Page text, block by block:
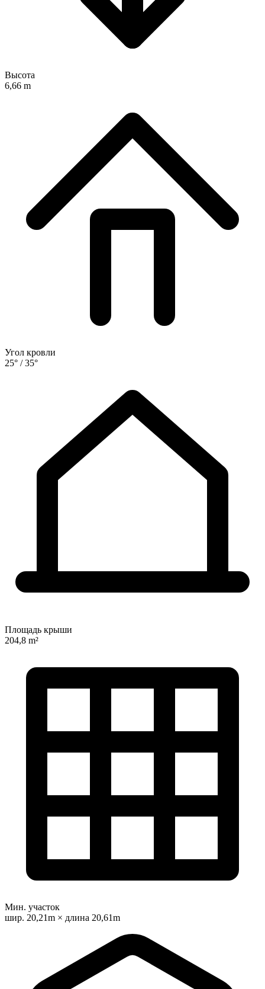
Высота
6,66 m
Угол кровли
25° / 35°
Площадь крыши
204,8 m²
Мин. участок
шир. 20,21m × длина 20,61m